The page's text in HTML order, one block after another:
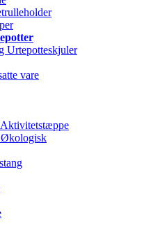
Urtepotteskjuler
vare
Økologisk